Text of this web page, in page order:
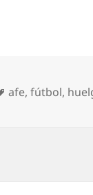
Etiquetas
afe,fútbol,